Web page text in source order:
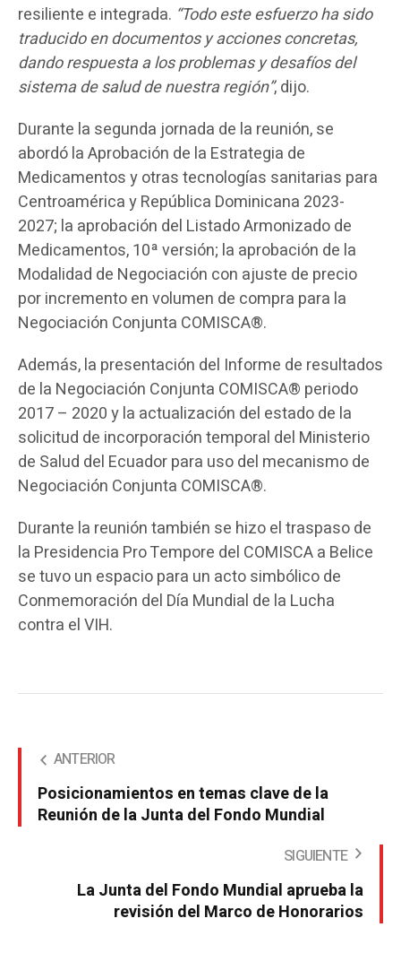
resiliente e integrada. “Todo este esfuerzo ha sido
traducido en documentos y acciones concretas,
dando respuesta a los problemas y desafíos del
sistema de salud de nuestra región”, dijo.
Durante la segunda jornada de la reunión, se
abordó la Aprobación de la Estrategia de
Medicamentos y otras tecnologías sanitarias para
Centroamérica y República Dominicana 2023-
2027; la aprobación del Listado Armonizado de
Medicamentos, 10ª versión; la aprobación de la
Modalidad de Negociación con ajuste de precio
por incremento en volumen de compra para la
Negociación Conjunta COMISCA®.
Además, la presentación del Informe de resultados
de la Negociación Conjunta COMISCA® periodo
2017 – 2020 y la actualización del estado de la
solicitud de incorporación temporal del Ministerio
de Salud del Ecuador para uso del mecanismo de
Negociación Conjunta COMISCA®.
Durante la reunión también se hizo el traspaso de
la Presidencia Pro Tempore del COMISCA a Belice
se tuvo un espacio para un acto simbólico de
Conmemoración del Día Mundial de la Lucha
contra el VIH.
ANTERIOR
Posicionamientos en temas clave de la
Reunión de la Junta del Fondo Mundial
SIGUIENTE
La Junta del Fondo Mundial aprueba la
revisión del Marco de Honorarios